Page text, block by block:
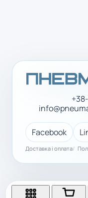
Facebook
Доставка і оплата